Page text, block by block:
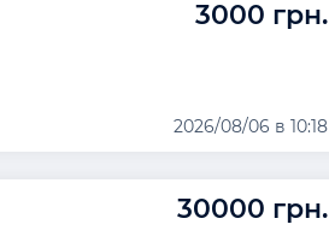
3000 грн.
2026/08/06 в 10:18
30000 грн.